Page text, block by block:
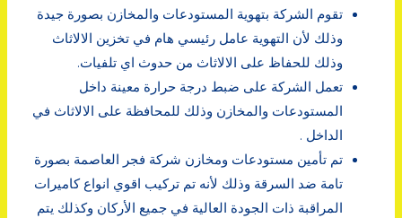
تقوم الشركة بتهوية المستودعات والمخازن بصورة جيدة
وذلك لأن التهوية عامل رئيسي هام في تخزين الالاثاث
وذلك للحفاظ على الالاثاث من حدوث اي تلفيات.
تعمل الشركة على ضبط درجة حرارة معينة داخل
المستودعات والمخازن وذلك للمحافظة على الالاثاث في
الداخل .
تم تأمين مستودعات ومخازن شركة فجر العاصمة بصورة
تامة ضد السرقة وذلك لأنه تم تركيب اقوي انواع كاميرات
المراقبة ذات الجودة العالية في جميع الأركان وكذلك يتم